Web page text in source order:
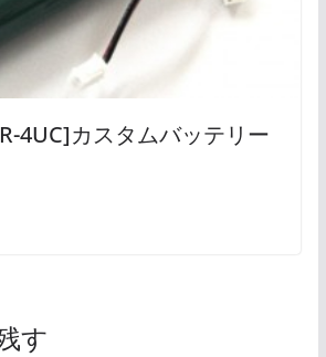
4UC]カスタムバッテリー
す